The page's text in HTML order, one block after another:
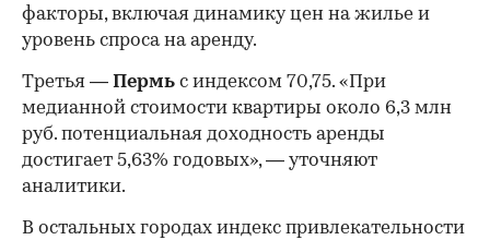
факторы, включая динамику цен на жилье и
уровень спроса на аренду.
Третья — Пермь с индексом 70,75. «При
медианной стоимости квартиры около 6,3 млн
руб. потенциальная доходность аренды
достигает 5,63% годовых», — уточняют
аналитики.
В остальных городах индекс привлекательности